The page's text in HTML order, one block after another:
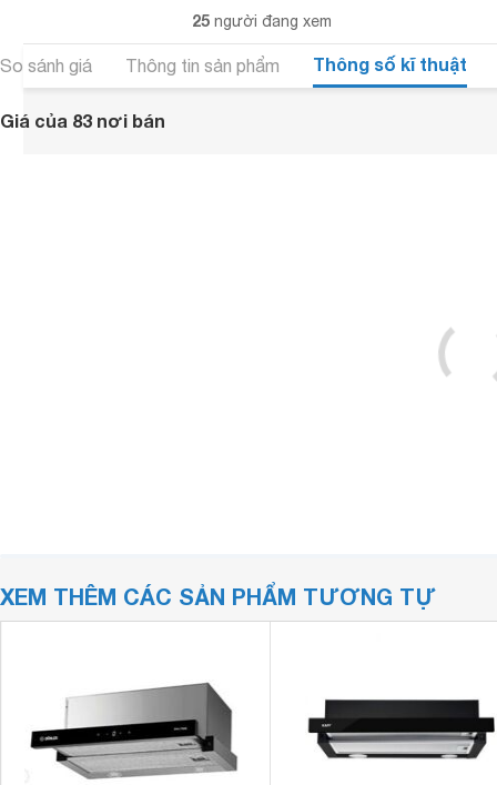
25 người đang xem
So sánh giá Thông tin sản phẩm Thông số kĩ thuật
Giá của 83 nơi bán
XEM THÊM CÁC SẢN PHẨM TƯƠNG TỰ